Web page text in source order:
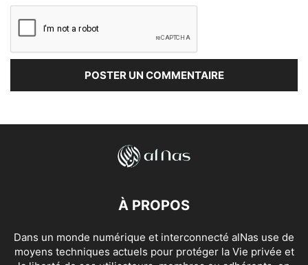
À PROPOS
Dans un monde numérique et interconnecté alNas use de
moyens techniques actuels pour protéger la Vie privée et